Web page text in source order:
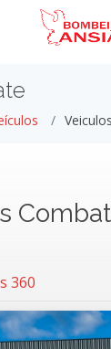
360